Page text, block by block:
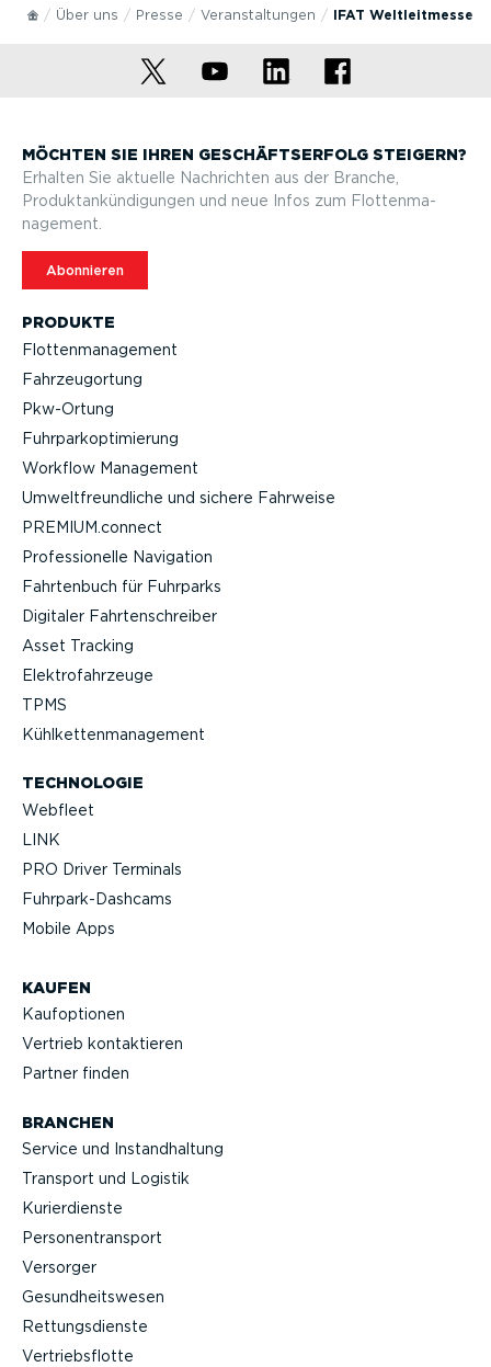
Über uns Presse Veran­stal­tungen IFAT Weltleitmesse
PRODUKTE
Flotten­ma­nagement
Fahrzeu­g­ortung
Pkw-Ortung
Fuhrpar­k­op­ti­mierung
Workflow Management
Umwelt­freund­liche und sichere Fahrweise
PREMIUM.connect
Profes­sio­nelle Navigation
Fahrtenbuch für Fuhrparks
Digitaler Fahrten­schreiber
Asset Tracking
Elektro­fahr­zeuge
TPMS
Kühlket­ten­ma­nagement
TECHNOLOGIE
Webfleet
LINK
PRO Driver Terminals
Fuhrpar­k-Da­shcams
Mobile Apps
KAUFEN
Kaufop­tionen
Vertrieb kontak­tieren
Partner finden
BRANCHEN
Service und Instand­haltung
Transport und Logistik
Kurier­dienste
Perso­nen­transport
Versorger
Gesund­heits­wesen
Rettungs­dienste
Vertriebs­flotte
MÖCHTEN SIE IHREN GESCHÄFTS­ERFOLG STEIGERN?
Erhalten Sie aktuelle Nachrichten aus der Branche,
Produktan­kün­di­gungen und neue Infos zum Flotten­ma­
nagement.
Abonnieren